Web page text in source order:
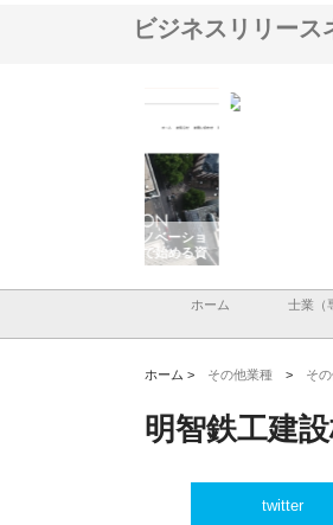
ビジネスリリース
庭楽株式会社が知多半島と三
と名古屋で叶える理想の外構
間
ホーム 士業（
ホーム > その他業種 > そ
明智鉄工建
twitter